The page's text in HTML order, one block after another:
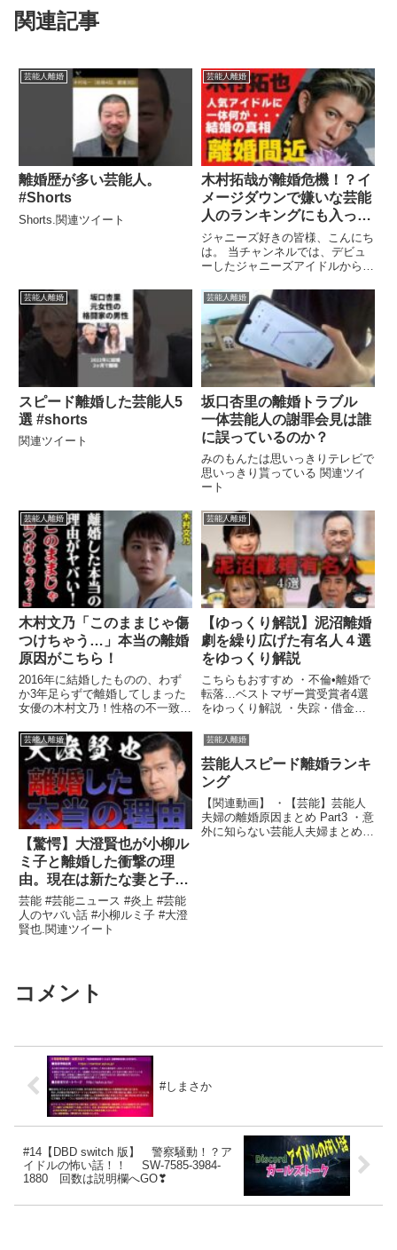
関連記事
芸能人離婚
離婚歴が多い芸能人。
#Shorts
Shorts.関連ツイート
芸能人離婚
木村拓哉が離婚危機！？イ
メージダウンで嫌いな芸能
人のランキングにも入って
いるんだとか・・・。
ジャニーズ好きの皆様、こんにち
は。 当チャンネルでは、デビュ
ーしたジャニーズアイドルから、
連ツイート
芸能人離婚
スピード離婚した芸能人5
選 #shorts
関連ツイート
芸能人離婚
坂口杏里の離婚トラブル
一体芸能人の謝罪会見は誰
に誤っているのか？
みのもんたは思いっきりテレビで
思いっきり貰っている 関連ツイ
ート
芸能人離婚
木村文乃「このままじゃ傷
つけちゃう…」本当の離婚
原因がこちら！
2016年に結婚したものの、わず
か3年足らずで離婚してしまった
女優の木村文乃！性格の不一致や
...関連ツイート
芸能人離婚
【ゆっくり解説】泥沼離婚
劇を繰り広げた有名人４選
をゆっくり解説
こちらもおすすめ ・不倫•離婚で
転落…ベストマザー賞受賞者4選
をゆっくり解説 ・失踪・借金・
芸能人離婚
【驚愕】大澄賢也が小柳ル
ミ子と離婚した衝撃の理
由。現在は新たな妻と子供
か？
芸能 #芸能ニュース #炎上 #芸能
人のヤバい話 #小柳ルミ子 #大澄
賢也.関連ツイート
芸能人離婚
芸能人スピード離婚ランキ
ング
【関連動画】 ・【芸能】芸能人
夫婦の離婚原因まとめ Part3 ・意
外に知らない芸能人夫婦まとめ
コメント
#しまさか
#14【DBD switch 版】 警察騒動！？ア
イドルの怖い話！！ SW-7585-3984-
1880 回数は説明欄へGO❣